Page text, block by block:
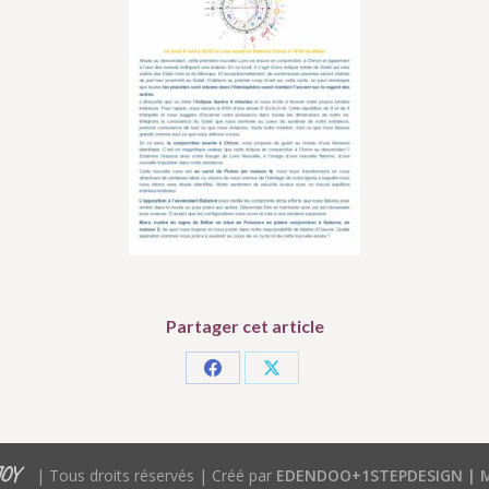
Partager cet article
Partager
Facebook
Partager
X
| Tous droits réservés | Créé par EDENDOO+1STEPDESIGN |